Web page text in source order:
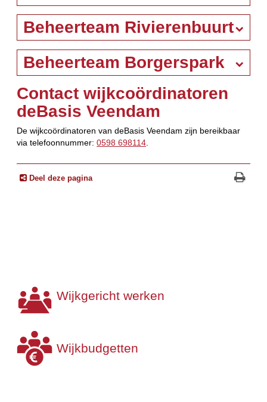
Beheerteam Rivierenbuurt
Beheerteam Borgerspark
Contact wijkcoördinatoren
deBasis Veendam
De wijkcoördinatoren van deBasis Veendam zijn bereikbaar
via telefoonnummer:0598 698114
Deel deze pagina
Wijkgericht werken
Wijkbudgetten